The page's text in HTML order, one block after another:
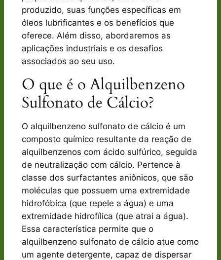
produzido, suas funções específicas em
óleos lubrificantes e os benefícios que
oferece. Além disso, abordaremos as
aplicações industriais e os desafios
associados ao seu uso.
O que é o Alquilbenzeno
Sulfonato de Cálcio?
O alquilbenzeno sulfonato de cálcio é um
composto químico resultante da reação de
alquilbenzenos com ácido sulfúrico, seguida
de neutralização com cálcio. Pertence à
classe dos surfactantes aniônicos, que são
moléculas que possuem uma extremidade
hidrofóbica (que repele a água) e uma
extremidade hidrofílica (que atrai a água).
Essa característica permite que o
alquilbenzeno sulfonato de cálcio atue como
um agente detergente, capaz de dispersar